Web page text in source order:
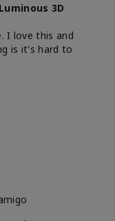
3D
I love this and
is it's hard to